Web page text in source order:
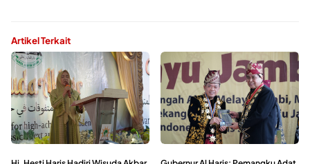
Artikel Terkait